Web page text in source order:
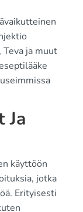
ja muut
Ja
käyttöön
jotka
Erityisesti